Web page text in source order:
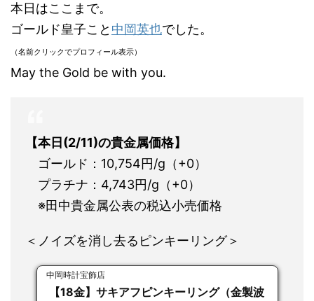
本日はここまで。
ゴールド皇子こと 中岡英也でした。
（名前クリックでプロフィール表示）
May the Gold be with you.
【本日(2/11)の貴金属価格】
ゴールド：10,754円/g（+0）
プラチナ：4,743円/g（+0）
※田中貴金属公表の税込小売価格
＜ノイズを消し去るピンキーリング＞
中岡時計宝飾店
【18金】サキアフピンキーリング（金製波